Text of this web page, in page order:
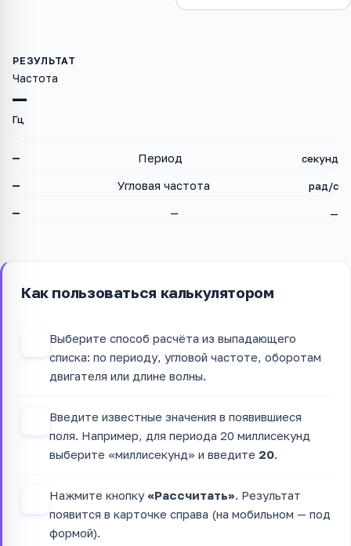
—
Частота
Гц
— Период секунд
— Угловая частота рад/с
— — —
Как пользоваться калькулятором
Выберите способ расчёта из выпадающего
списка: по периоду, угловой частоте, оборотам
двигателя или длине волны.
Введите известные значения в появившиеся
поля. Например, для периода 20 миллисекунд
выберите «миллисекунд» и введите 20.
Нажмите кнопку «Рассчитать». Результат
появится в карточке справа (на мобильном — под
формой).